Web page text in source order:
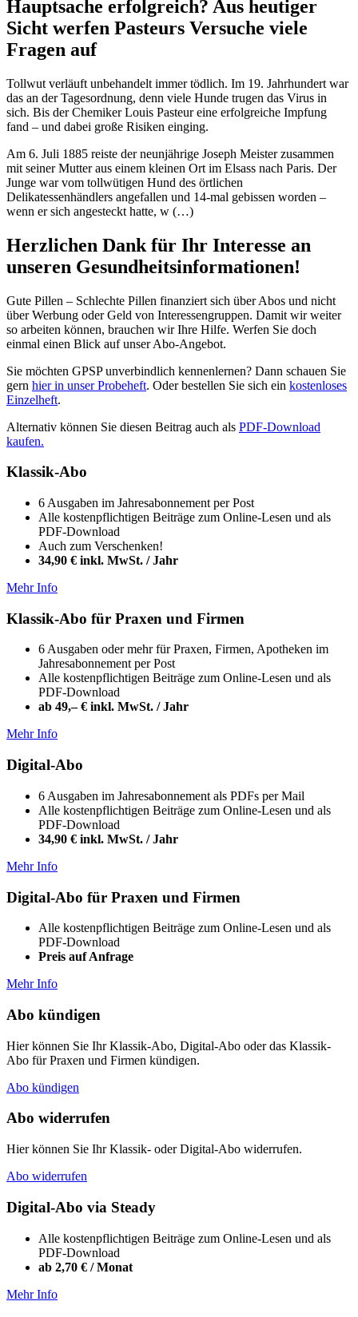
Hauptsache erfolgreich? Aus heutiger
Sicht werfen Pasteurs Versuche viele
Fragen auf
Tollwut verläuft unbehandelt immer tödlich. Im 19. Jahrhundert war
das an der Tagesordnung, denn viele Hunde trugen das Virus in
sich. Bis der Chemiker Louis Pasteur eine erfolgreiche Impfung
fand – und dabei große Risiken einging.
Am 6. Juli 1885 reiste der neunjährige Joseph Meister zusammen
mit seiner Mutter aus einem kleinen Ort im Elsass nach Paris. Der
Junge war vom tollwütigen Hund des örtlichen
Delikatessenhändlers angefallen und 14-mal gebissen worden –
wenn er sich angesteckt hatte, w (…)
Herzlichen Dank für Ihr Interesse an
unseren Gesundheitsinformationen!
Gute Pillen – Schlechte Pillen finanziert sich über Abos und nicht
über Werbung oder Geld von Interessengruppen. Damit wir weiter
so arbeiten können, brauchen wir Ihre Hilfe. Werfen Sie doch
einmal einen Blick auf unser Abo-Angebot.
Sie möchten GPSP unverbindlich kennenlernen? Dann schauen Sie
gern hier in unser Probeheft. Oder bestellen Sie sich ein kostenloses
Einzelheft.
Alternativ können Sie diesen Beitrag auch als PDF-Download
kaufen.
Klassik-Abo
6 Ausgaben im Jahresabonnement per Post
Alle kostenpflichtigen Beiträge zum Online-Lesen und als
PDF-Download
Auch zum Verschenken!
34,90 € inkl. MwSt. / Jahr
Mehr Info
Klassik-Abo für Praxen und Firmen
6 Ausgaben oder mehr für Praxen, Firmen, Apotheken im
Jahresabonnement per Post
Alle kostenpflichtigen Beiträge zum Online-Lesen und als
PDF-Download
ab 49,– € inkl. MwSt. / Jahr
Mehr Info
Digital-Abo
6 Ausgaben im Jahresabonnement als PDFs per Mail
Alle kostenpflichtigen Beiträge zum Online-Lesen und als
PDF-Download
34,90 € inkl. MwSt. / Jahr
Mehr Info
Digital-Abo für Praxen und Firmen
Alle kostenpflichtigen Beiträge zum Online-Lesen und als
PDF-Download
Preis auf Anfrage
Mehr Info
Abo kündigen
Hier können Sie Ihr Klassik-Abo, Digital-Abo oder das Klassik-
Abo für Praxen und Firmen kündigen.
Abo kündigen
Abo widerrufen
Hier können Sie Ihr Klassik- oder Digital-Abo widerrufen.
Abo widerrufen
Digital-Abo via Steady
Alle kostenpflichtigen Beiträge zum Online-Lesen und als
PDF-Download
ab 2,70 € / Monat
Mehr Info